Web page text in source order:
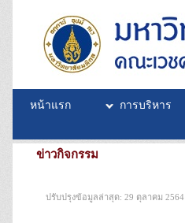
หน้าแรก การบริหาร
ข่าวกิจกรรม
ปรับปรุงข้อมูลล่าสุด: 29 ตุลาคม 2564